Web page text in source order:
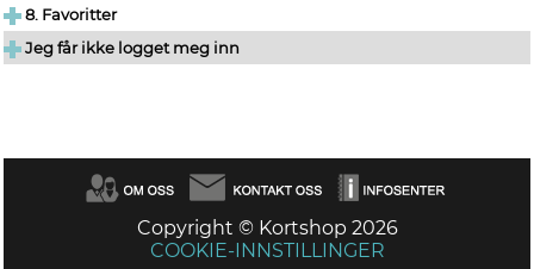
8. Favoritter
Jeg får ikke logget meg inn
Copyright © Kortshop 2026
COOKIE-INNSTILLINGER